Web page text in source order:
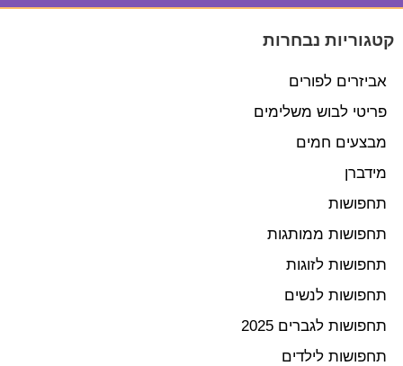
קטגוריות נבחרות
אביזרים לפורים
פריטי לבוש משלימים
מבצעים חמים
מידברן
תחפושות
תחפושות ממותגות
תחפושות לזוגות
תחפושות לנשים
תחפושות לגברים 2025
תחפושות לילדים